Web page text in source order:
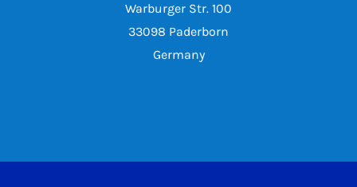
Warburger Str. 100
33098 Paderborn
Germany